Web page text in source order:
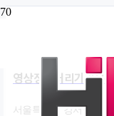
영상정보처리기기운
서울특별시 강서구 마